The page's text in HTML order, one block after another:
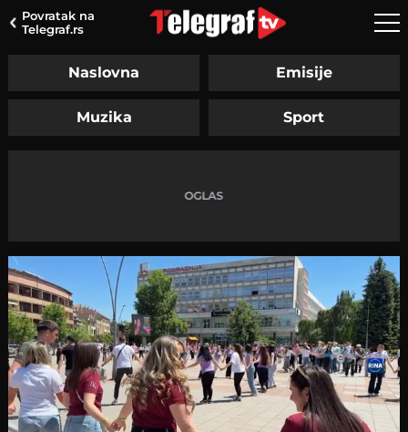
Povratak na
Telegraf.rs
Naslovna Emisije
Muzika Sport